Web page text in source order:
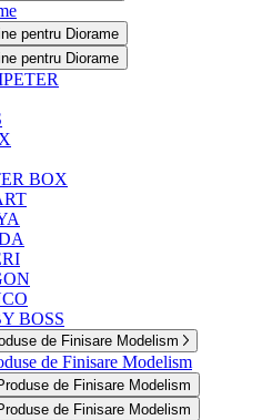
pentru Diorame
pentru Diorame
BOX
BOSS
de Finisare Modelism
de Finisare Modelism
de Finisare Modelism
de Finisare Modelism